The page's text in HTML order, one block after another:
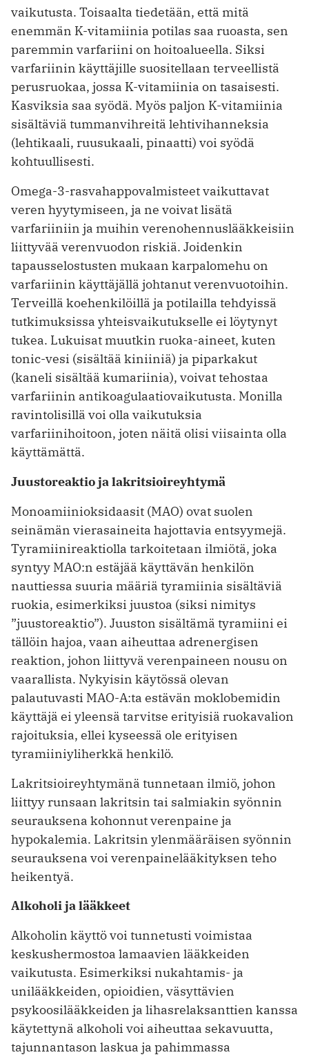
vaikutusta. Toisaalta tiedetään, että mitä
enemmän K-vitamiinia potilas saa ruoasta, sen
paremmin varfariini on hoitoalueella. Siksi
varfariinin käyttäjille suositellaan terveellistä
perusruokaa, jossa K-vitamiinia on tasaisesti.
Kasviksia saa syödä. Myös paljon K-vitamiinia
sisältäviä tummanvihreitä lehtivihanneksia
(lehtikaali, ruusukaali, pinaatti) voi syödä
kohtuullisesti.
Omega-3-rasvahappovalmisteet vaikuttavat
veren hyytymiseen, ja ne voivat lisätä
varfariiniin ja muihin verenohennuslääkkeisiin
liittyvää verenvuodon riskiä. Joidenkin
tapausselostusten mukaan karpalomehu on
varfariinin käyttäjällä johtanut verenvuotoihin.
Terveillä koehenkilöillä ja potilailla tehdyissä
tutkimuksissa yhteisvaikutukselle ei löytynyt
tukea. Lukuisat muutkin ruoka-aineet, kuten
tonic-vesi (sisältää kiniiniä) ja piparkakut
(kaneli sisältää kumariinia), voivat tehostaa
varfariinin antikoagulaatiovaikutusta. Monilla
ravintolisillä voi olla vaikutuksia
varfariinihoitoon, joten näitä olisi viisainta olla
käyttämättä.
Juustoreaktio ja lakritsioireyhtymä
Monoamiinioksidaasit (MAO) ovat suolen
seinämän vierasaineita hajottavia entsyymejä.
Tyramiinireaktiolla tarkoitetaan ilmiötä, joka
syntyy MAO:n estäjää käyttävän henkilön
nauttiessa suuria määriä tyramiinia sisältäviä
ruokia, esimerkiksi juustoa (siksi nimitys
”juustoreaktio”). Juuston sisältämä tyramiini ei
tällöin hajoa, vaan aiheuttaa adrenergisen
reaktion, johon liittyvä verenpaineen nousu on
vaarallista. Nykyisin käytössä olevan
palautuvasti MAO-A:ta estävän moklobemidin
käyttäjä ei yleensä tarvitse erityisiä ruokavalion
rajoituksia, ellei kyseessä ole erityisen
tyramiiniyliherkkä henkilö.
Lakritsioireyhtymänä tunnetaan ilmiö, johon
liittyy runsaan lakritsin tai salmiakin syönnin
seurauksena kohonnut verenpaine ja
hypokalemia. Lakritsin ylenmääräisen syönnin
seurauksena voi verenpainelääkityksen teho
heikentyä.
Alkoholi ja lääkkeet
Alkoholin käyttö voi tunnetusti voimistaa
keskushermostoa lamaavien lääkkeiden
vaikutusta. Esimerkiksi nukahtamis- ja
unilääkkeiden, opioidien, väsyttävien
psykoosilääkkeiden ja lihasrelaksanttien kanssa
käytettynä alkoholi voi aiheuttaa sekavuutta,
tajunnantason laskua ja pahimmassa